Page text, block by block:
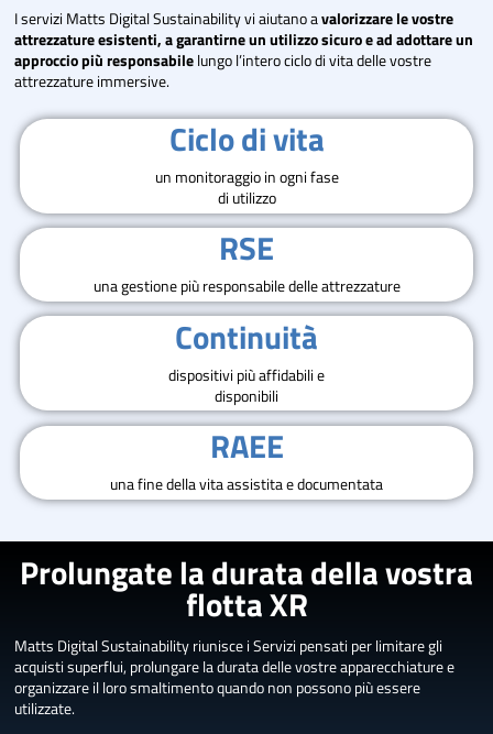
I servizi Matts Digital Sustainability vi aiutano avalorizzare le vostre
attrezzature esistenti, a garantirne un utilizzo sicuro e ad adottare un
approccio più responsabilelungo l’intero ciclo di vita delle vostre
attrezzature immersive.
Ciclo di vita
un monitoraggio in ogni fase
di utilizzo
RSE
una gestione più responsabile delle attrezzature
Continuità
dispositivi più affidabili e
disponibili
RAEE
una fine della vita assistita e documentata
Prolungate la durata della vostra
flotta XR
Matts Digital Sustainability riunisce i Servizi pensati per limitare gli
acquisti superflui, prolungare la durata delle vostre apparecchiature e
organizzare il loro smaltimento quando non possono più essere
utilizzate.